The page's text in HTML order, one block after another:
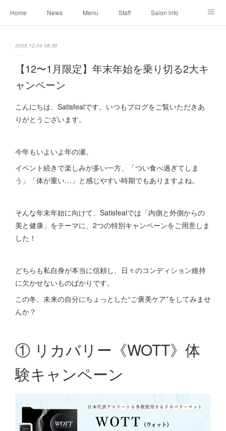
Home News Menu Staff Salon info
2025.12.04 08:36
【12〜1月限定】年末年始を乗り切る2大キ
ャンペーン
こんにちは、Satisfealです。いつもブログをご覧いただきあ
りがとうございます。
今年もいよいよ年の瀬。
イベント続きで楽しみが多い一方、「つい食べ過ぎてしま
う」「体が重い…」と感じやすい時期でもありますよね。
そんな年末年始に向けて、Satisfealでは「内側と外側からの
美と健康」をテーマに、2つの特別キャンペーンをご用意しま
した！
どちらも私自身が本当に信頼し、日々のコンディション維持
に欠かせないものばかりです。
この冬、未来の自分にちょっとした“ご褒美ケア”をしてみませ
んか？
① リカバリー《WOTT》体
験キャンペーン